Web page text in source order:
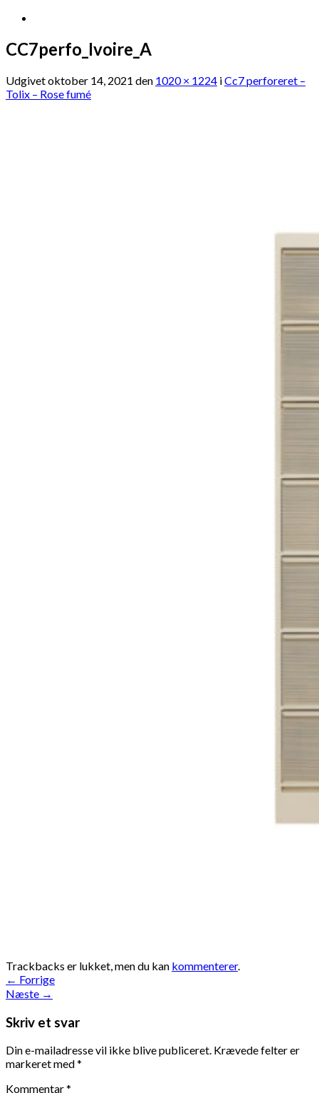
CC7perfo_Ivoire_A
Udgivetoktober 14, 2021 den 1020 × 1224 iCc7 perforeret –
Tolix – Rose fumé
Trackbacks er lukket, men du kan kommenterer.
← Forrige
Næste →
Skriv et svar
Din e-mailadresse vil ikke blive publiceret. Krævede felter er
markeret med*
Kommentar*